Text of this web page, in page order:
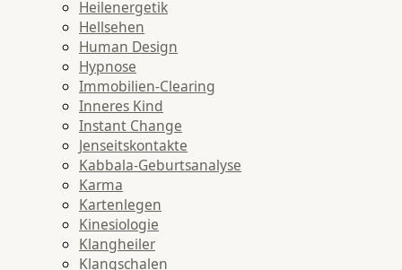
Heilenergetik
Hellsehen
Human Design
Hypnose
Immobilien-Clearing
Inneres Kind
Instant Change
Jenseitskontakte
Kabbala-Geburtsanalyse
Karma
Kartenlegen
Kinesiologie
Klangheiler
Klangschalen